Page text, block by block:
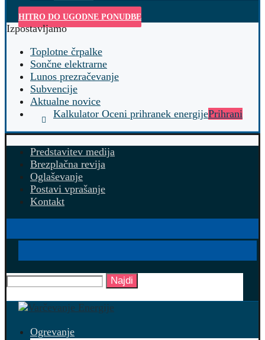
HITRO DO UGODNE PONUDBE
Izpostavljamo
Toplotne črpalke
Sončne elektrarne
Lunos prezračevanje
Subvencije
Aktualne novice
Kalkulator Oceni prihranek energijePrihrani
Predstavitev medija
Brezplačna revija
Oglaševanje
Postavi vprašanje
Kontakt
Najdi
Ogrevanje